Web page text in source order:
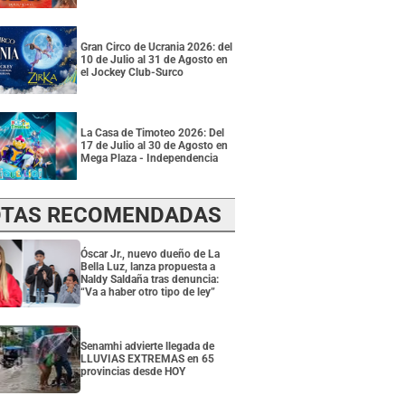
Gran Circo de Ucrania 2026: del
10 de Julio al 31 de Agosto en
el Jockey Club-Surco
La Casa de Timoteo 2026: Del
17 de Julio al 30 de Agosto en
Mega Plaza - Independencia
RECOMENDADAS
Óscar Jr., nuevo dueño de La
Bella Luz, lanza propuesta a
Naldy Saldaña tras denuncia:
“Va a haber otro tipo de ley”
Senamhi advierte llegada de
LLUVIAS EXTREMAS en 65
provincias desde HOY